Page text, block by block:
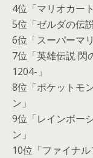
4位「マリオカー
5位「ゼルダの伝
6位「スーパーマ
7位「英雄伝説
1204-」
8位「ポケットモ
ン」
9位「レインボー
ン」
10位「ファイナ